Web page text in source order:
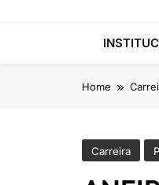
Home
Carreira